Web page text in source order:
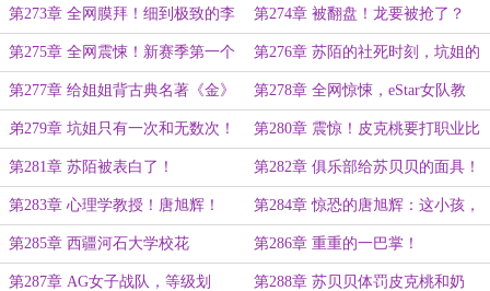
学！！！
第273章 全网膜拜！细到极致的李
白教学！
第274章 被翻盘！龙要被抢了？
第275章 全网震悚！新赛季第一个
荣耀王者诞生！！！
第276章 苏陌的社死时刻，坑姐的
贝贝！！！
第277章 给姐姐背古典名著《金》 第278章 全网惊悚，eStar女队教
练，居然是她！！！
弟279章 坑姐只有一次和无数次！ 第280章 震惊！皮克桃要打职业比
赛！
第281章 苏陌被表白了！ 第282章 俱乐部给苏贝贝的面具！
第283章 心理学教授！唐旭辉！ 第284章 惊恐的唐旭辉：这小孩，
太妖了！
第285章 西疆河石大学校花
————迪丽热雅！！！
第286章 重重的一巴掌！
第287章 AG女子战队，等级划 第288章 苏贝贝体罚皮克桃和奶